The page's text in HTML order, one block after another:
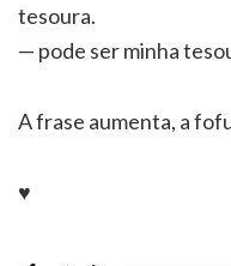
tesoura.
— pode ser minha
A frase aumenta, a
♥